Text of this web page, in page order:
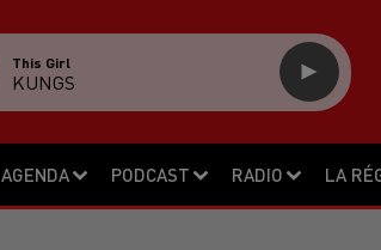
AGENDA PODCAST RADIO LA
This Girl
KUNGS